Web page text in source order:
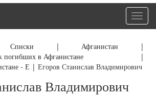
Списки | Афганистан |
погибших в Афганистане |
- Е |Егоров Станислав Владимирович
Владимирович